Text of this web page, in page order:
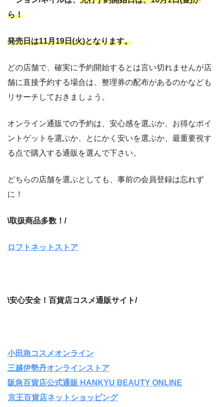
ら！
発売日は11月19日(火)となります。
どの店舗で、確実に予約開始するとは言い切れませんが店
舗に直接予約する場合は、整理券の配布があるのかなども
リサーチしておきましょう。
オンライン通販での予約は、安心感を選ぶか、お得なポイ
ントゲットを選ぶか、とにかく安いを選ぶか、最重要視す
る点で購入する通販を選んで下さい。
どちらの店舗を選ぶとしても、事前の会員登録は忘れず
に！
\取扱商品多数！/
ロフトネットストア
\安心安全！百貨店コスメ通販サイト/
小田急コスメオンライン
三越伊勢丹オンラインストア
阪急百貨店公式通販 HANKYU BEAUTY ONLINE
京王百貨店ネットショッピング